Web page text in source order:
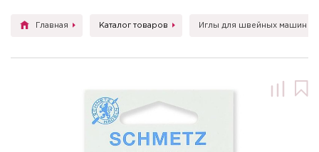
Главная Каталог товаров Иглы для швейных машин